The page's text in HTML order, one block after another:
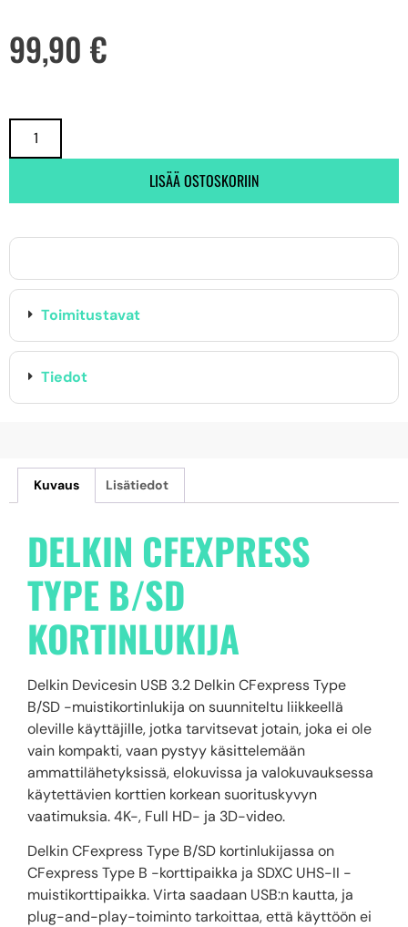
99,90 €
LISÄÄ OSTOSKORIIN
Toimitustavat
Tiedot
Kuvaus Lisätiedot
DELKIN CFEXPRESS
TYPE B/SD
KORTINLUKIJA
Delkin Devicesin USB 3.2 Delkin CFexpress Type
B/SD -muistikortinlukija on suunniteltu liikkeellä
oleville käyttäjille, jotka tarvitsevat jotain, joka ei ole
vain kompakti, vaan pystyy käsittelemään
ammattilähetyksissä, elokuvissa ja valokuvauksessa
käytettävien korttien korkean suorituskyvyn
vaatimuksia. 4K-, Full HD- ja 3D-video.
Delkin CFexpress Type B/SD kortinlukijassa on
CFexpress Type B -korttipaikka ja SDXC UHS-II -
muistikorttipaikka. Virta saadaan USB:n kautta, ja
plug-and-play-toiminto tarkoittaa, että käyttöön ei